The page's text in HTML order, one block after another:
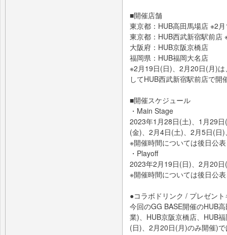
■開催店舗
東京都：HUB高田馬場店 ※2
東京都：HUB西武新宿駅前
大阪府：HUB京阪京橋店
福岡県：HUB福岡大名店
※2月19日(日)、2月20日(月)
してHUB西武新宿駅前店で開
■開催スケジュール
・Main Stage
2023年1月28日(土)、1月29
(金)、2月4日(土)、2月5日(日
※開催時間については後日公
・Playoff
2023年2月19日(日)、2月20日
※開催時間については後日公
●コラボドリンク / プレゼン
今回のGG BASE開催のHUB
業)、HUB京阪京橋店、HUB
(日)、2月20日(月)のみ開催)